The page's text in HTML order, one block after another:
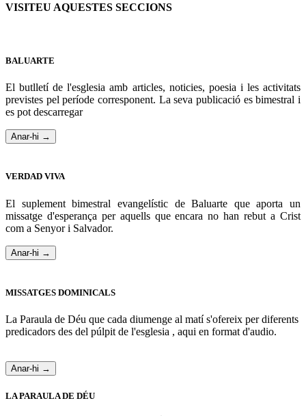
VISITEU AQUESTES SECCIONS
BALUARTE
El butlletí de l'esglesia amb articles, noticies, poesia i les activitats
previstes pel període corresponent. La seva publicació es bimestral i
es pot descarregar
Anar-hi →
VERDAD VIVA
El suplement bimestral evangelístic de Baluarte que aporta un
missatge d'esperança per aquells que encara no han rebut a Crist
com a Senyor i Salvador.
Anar-hi →
MISSATGES DOMINICALS
La Paraula de Déu que cada diumenge al matí s'ofereix per diferents
predicadors des del púlpit de l'esglesia , aqui en format d'audio.
Anar-hi →
LA PARAULA DE DÉU